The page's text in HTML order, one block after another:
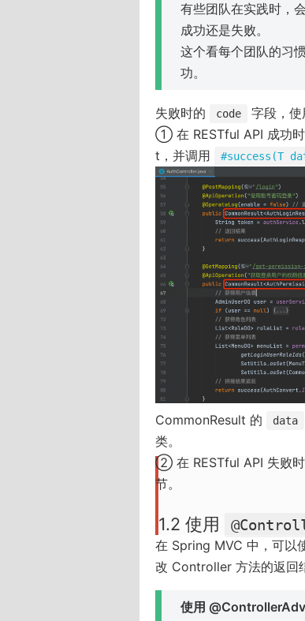
有些团队在实践时，
成功还是失败。
这个看每个团队的习
功。
失败时的 code 字段，
① 在 RESTful API 成功
t，并调用
#success(T
CommonResult 的 data
类。
② 在 RESTful API 失败
节。
1.2 使用
在 Spring MVC 中，可以
改 Controller 方法的返回
使用